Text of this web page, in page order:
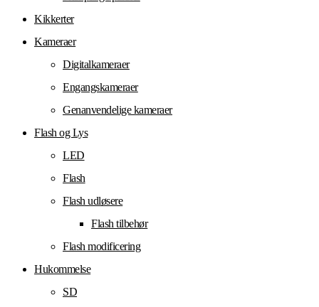
Kikkerter
Kameraer
Digitalkameraer
Engangskameraer
Genanvendelige kameraer
Flash og Lys
LED
Flash
Flash udløsere
Flash tilbehør
Flash modificering
Hukommelse
SD